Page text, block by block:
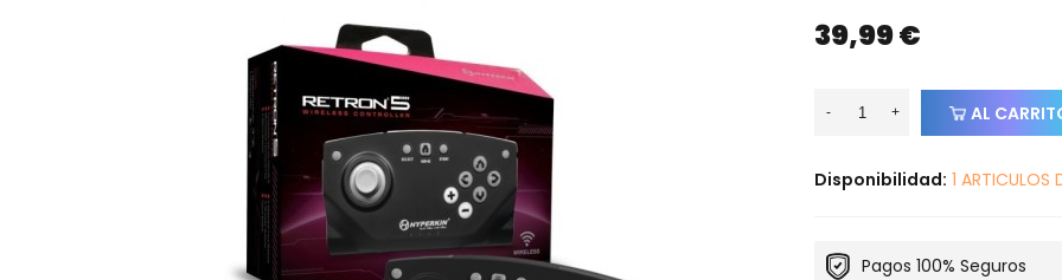
39,99 €
- + AL
Disponibilidad: 1 ARTICULOS
Pagos 100% Seguros